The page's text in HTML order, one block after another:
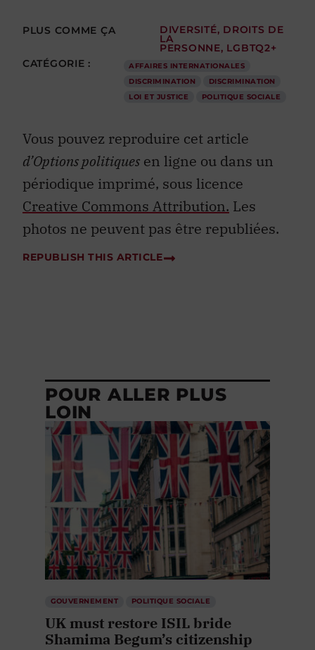
PLUS COMME ÇA DIVERSITÉ, DROITS DE
LA
PERSONNE, LGBTQ2+
CATÉGORIE :
AFFAIRES INTERNATIONALES
DISCRIMINATION
DISCRIMINATION
LOI ET JUSTICE
POLITIQUE SOCIALE
Vous pouvez reproduire cet article
d’Options politiques en ligne ou dans un
périodique imprimé, sous licence
Creative Commons Attribution. Les
photos ne peuvent pas être republiées.
REPUBLISH THIS ARTICLE
POUR ALLER PLUS
LOIN
GOUVERNEMENT POLITIQUE SOCIALE
UK must restore ISIL bride
Shamima Begum’s citizenship